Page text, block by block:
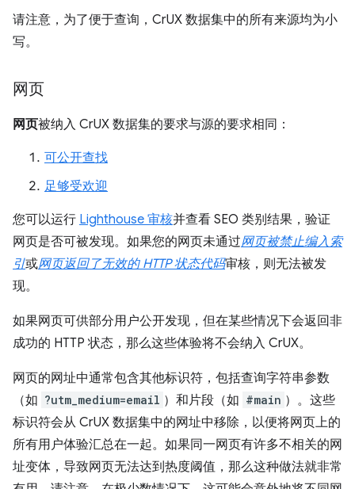
请注意，为了便于查询，CrUX 数据集中的所有来源均为小
写。
网页
网页被纳入 CrUX 数据集的要求与源的要求相同：
可公开查找
足够受欢迎
您可以运行 Lighthouse 审核并查看 SEO 类别结果，验证
网页是否可被发现。如果您的网页未通过网页被禁止编入索
引或网页返回了无效的 HTTP 状态代码审核，则无法被发
现。
如果网页可供部分用户公开发现，但在某些情况下会返回非
成功的 HTTP 状态，那么这些体验将不会纳入 CrUX。
网页的网址中通常包含其他标识符，包括查询字符串参数
（如 ?utm_medium=email ）和片段（如 #main ）。这些
标识符会从 CrUX 数据集中的网址中移除，以便将网页上的
所有用户体验汇总在一起。如果同一网页有许多不相关的网
址变体，导致网页无法达到热度阈值，那么这种做法就非常